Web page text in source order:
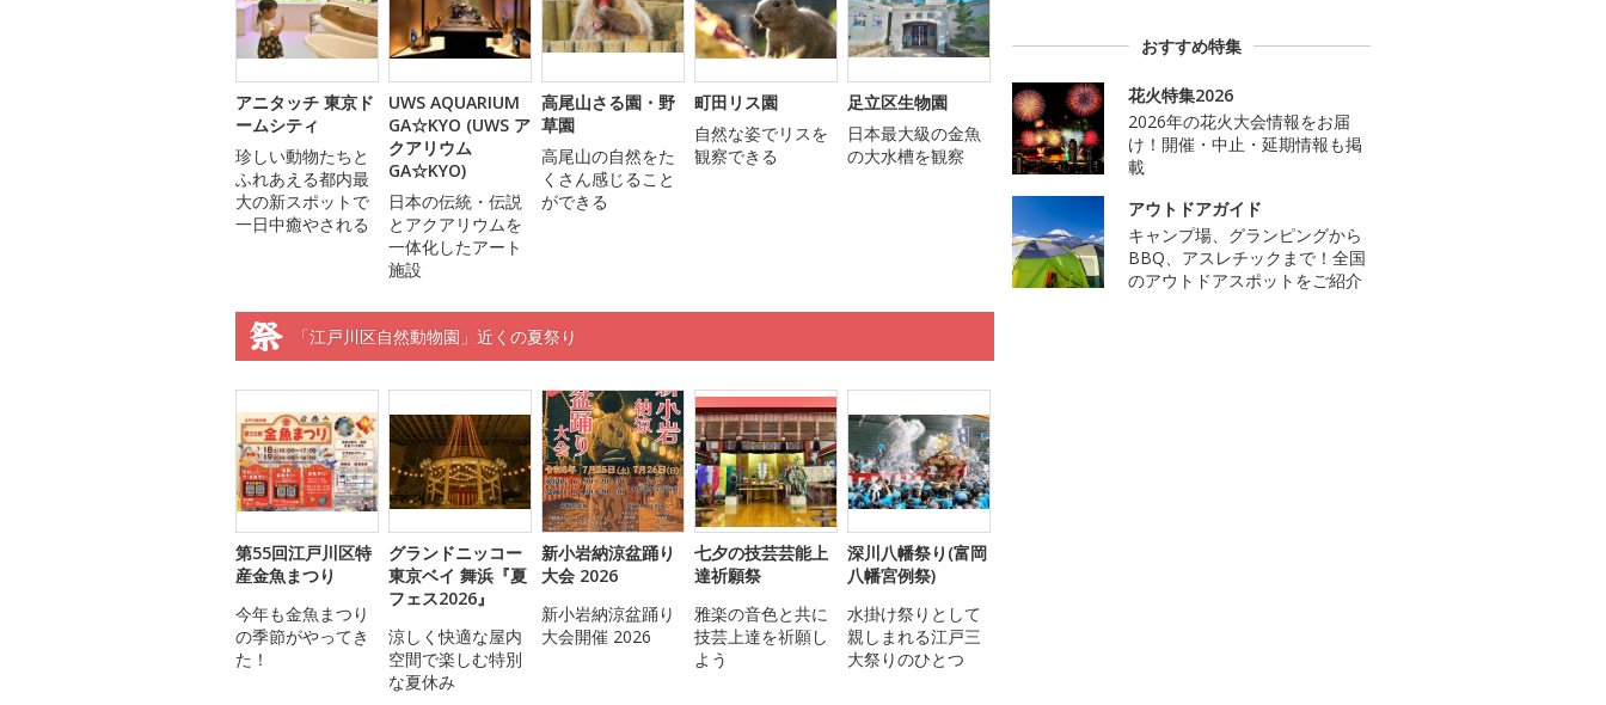
アニタッチ 東京ド
ームシティ
珍しい動物たちと
ふれあえる都内最
大の新スポットで
一日中癒やされる
UWS AQUARIUM
GA☆KYO (UWS ア
クアリウム
GA☆KYO)
日本の伝統・伝説
とアクアリウムを
一体化したアート
施設
高尾山さる園・野
草園
高尾山の自然をた
くさん感じること
ができる
町田リス園
自然な姿でリスを
観察できる
足立区生物園
日本最大級の金魚
の大水槽を観察
「江戸川区自然動物園」近くの夏祭り
第55回江戸川区特
産金魚まつり
今年も金魚まつり
の季節がやってき
た！
グランドニッコー
東京ベイ 舞浜『夏
フェス2026』
涼しく快適な屋内
空間で楽しむ特別
な夏休み
新小岩納涼盆踊り
大会 2026
新小岩納涼盆踊り
大会開催 2026
七夕の技芸芸能上
達祈願祭
雅楽の音色と共に
技芸上達を祈願し
よう
深川八幡祭り(富岡
八幡宮例祭)
水掛け祭りとして
親しまれる江戸三
大祭りのひとつ
おすすめ特集
花火特集2026
2026年の花火大会情報をお届
け！開催・中止・延期情報も掲
載
アウトドアガイド
キャンプ場、グランピングから
BBQ、アスレチックまで！全国
のアウトドアスポットをご紹介